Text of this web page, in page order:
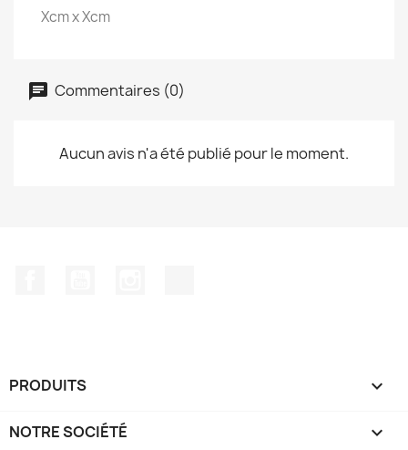
Xcm x Xcm
Commentaires (0)
Aucun avis n'a été publié pour le moment.
PRODUITS 
NOTRE SOCIÉTÉ 